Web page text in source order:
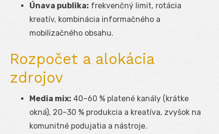
Únava publika: frekvenčný limit, rotácia
kreatív, kombinácia informačného a
mobilizačného obsahu.
Rozpočet a alokácia
zdrojov
Media mix: 40–60 % platené kanály (krátke
okná), 20–30 % produkcia a kreatíva, zvyšok na
komunitné podujatia a nástroje.